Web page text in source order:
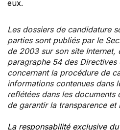
eux.
Les dossiers de candidature
parties sont publiés par le
de 2003 sur son site Internet,
paragraphe 54 des Directives
concernant la procédure de
informations contenues dans
reflétées dans les
de garantir la transparence et
La responsabilité exclusive